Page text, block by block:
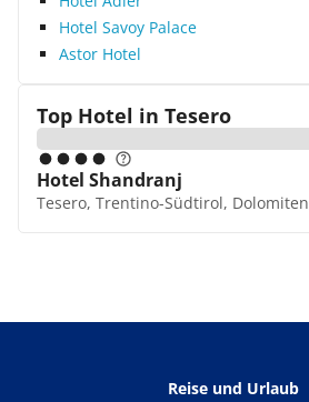
Hotel Savoy Palace
Astor Hotel
Top Hotel in Tesero
Hotel Shandranj
Tesero, Trentino-Südtirol,
Reise und Urlaub